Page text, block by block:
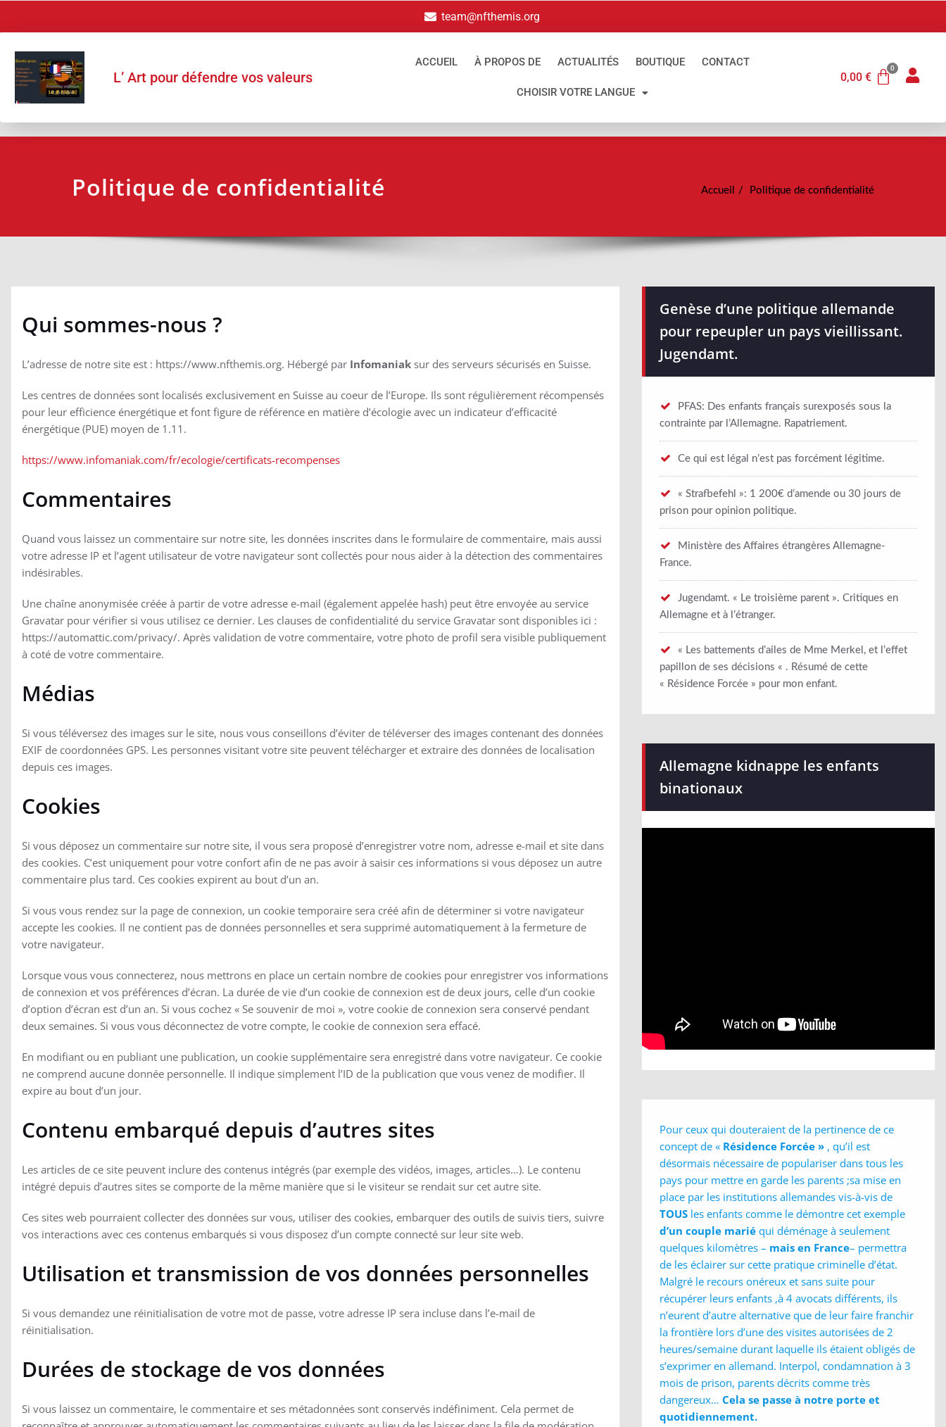
team@nfthemis.org
L’ Art pour défendre vos valeurs
ACCUEIL À PROPOS DE ACTUALITÉS BOUTIQUE CONTACT
CHOISIR VOTRE LANGUE
0,00 €
Politique de confidentialité Accueil Politique de confidentialité
Qui sommes-nous ?
L’adresse de notre site est : https://www.nfthemis.org. Hébergé par Infomaniak sur des serveurs sécurisés en Suisse.
Les centres de données sont localisés exclusivement en Suisse au coeur de l’Europe. Ils sont régulièrement récompensés
pour leur efficience énergétique et font figure de référence en matière d’écologie avec un indicateur d’efficacité
énergétique (PUE) moyen de 1.11.
https://www.infomaniak.com/fr/ecologie/certificats-recompenses
Commentaires
Quand vous laissez un commentaire sur notre site, les données inscrites dans le formulaire de commentaire, mais aussi
votre adresse IP et l’agent utilisateur de votre navigateur sont collectés pour nous aider à la détection des commentaires
indésirables.
Une chaîne anonymisée créée à partir de votre adresse e-mail (également appelée hash) peut être envoyée au service
Gravatar pour vérifier si vous utilisez ce dernier. Les clauses de confidentialité du service Gravatar sont disponibles ici :
https://automattic.com/privacy/. Après validation de votre commentaire, votre photo de profil sera visible publiquement
à coté de votre commentaire.
Médias
Si vous téléversez des images sur le site, nous vous conseillons d’éviter de téléverser des images contenant des données
EXIF de coordonnées GPS. Les personnes visitant votre site peuvent télécharger et extraire des données de localisation
depuis ces images.
Cookies
Si vous déposez un commentaire sur notre site, il vous sera proposé d’enregistrer votre nom, adresse e-mail et site dans
des cookies. C’est uniquement pour votre confort afin de ne pas avoir à saisir ces informations si vous déposez un autre
commentaire plus tard. Ces cookies expirent au bout d’un an.
Si vous vous rendez sur la page de connexion, un cookie temporaire sera créé afin de déterminer si votre navigateur
accepte les cookies. Il ne contient pas de données personnelles et sera supprimé automatiquement à la fermeture de
votre navigateur.
Lorsque vous vous connecterez, nous mettrons en place un certain nombre de cookies pour enregistrer vos informations
de connexion et vos préférences d’écran. La durée de vie d’un cookie de connexion est de deux jours, celle d’un cookie
d’option d’écran est d’un an. Si vous cochez « Se souvenir de moi », votre cookie de connexion sera conservé pendant
deux semaines. Si vous vous déconnectez de votre compte, le cookie de connexion sera effacé.
En modifiant ou en publiant une publication, un cookie supplémentaire sera enregistré dans votre navigateur. Ce cookie
ne comprend aucune donnée personnelle. Il indique simplement l’ID de la publication que vous venez de modifier. Il
expire au bout d’un jour.
Contenu embarqué depuis d’autres sites
Les articles de ce site peuvent inclure des contenus intégrés (par exemple des vidéos, images, articles…). Le contenu
intégré depuis d’autres sites se comporte de la même manière que si le visiteur se rendait sur cet autre site.
Ces sites web pourraient collecter des données sur vous, utiliser des cookies, embarquer des outils de suivis tiers, suivre
vos interactions avec ces contenus embarqués si vous disposez d’un compte connecté sur leur site web.
Utilisation et transmission de vos données personnelles
Si vous demandez une réinitialisation de votre mot de passe, votre adresse IP sera incluse dans l’e-mail de
réinitialisation.
Durées de stockage de vos données
Si vous laissez un commentaire, le commentaire et ses métadonnées sont conservés indéfiniment. Cela permet de
Genèse d’une politique allemande
pour repeupler un pays vieillissant.
Jugendamt.
PFAS: Des enfants français surexposés sous la
contrainte par l’Allemagne. Rapatriement.
Ce qui est légal n’est pas forcément légitime.
« Strafbefehl »​: 1 200€ d’amende ou 30 jours de
prison pour opinion politique.
Ministère des Affaires étrangères Allemagne-
France.
Jugendamt. « Le troisième parent ». Critiques en
Allemagne et à l’étranger.
« Les battements d’ailes de Mme Merkel, et l’effet
papillon de ses décisions « . Résumé de cette
« Résidence Forcée » pour mon enfant.
Allemagne kidnappe les enfants
binationaux
Pour ceux qui douteraient de la pertinence de ce
concept de « Résidence Forcée » , qu’il est
désormais nécessaire de populariser dans tous les
pays pour mettre en garde les parents ;sa mise en
place par les institutions allemandes vis-à-vis de
TOUS les enfants comme le démontre cet exemple
d’un couple marié qui déménage à seulement
quelques kilomètres – mais en France– permettra
de les éclairer sur cette pratique criminelle d’état.
Malgré le recours onéreux et sans suite pour
récupérer leurs enfants ,à 4 avocats différents, ils
n’eurent d’autre alternative que de leur faire franchir
la frontière lors d’une des visites autorisées de 2
heures/semaine durant laquelle ils étaient obligés de
s’exprimer en allemand. Interpol, condamnation à 3
mois de prison, parents décrits comme très
dangereux… Cela se passe à notre porte et
quotidiennement.